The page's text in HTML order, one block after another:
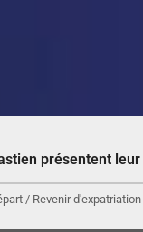
présentent
/ Revenir d'expatriation